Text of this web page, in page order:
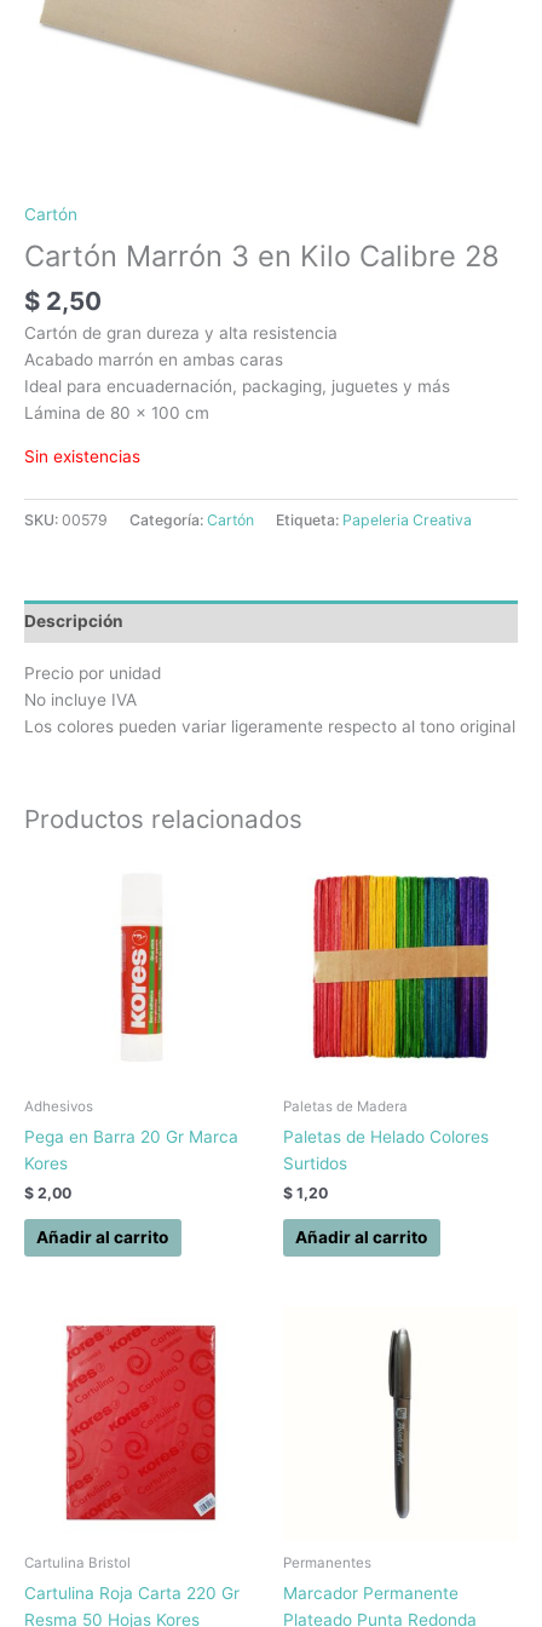
Cartón
Cartón Marrón 3 en Kilo Calibre 28
$ 2,50
Cartón de gran dureza y alta resistencia
Acabado marrón en ambas caras
Ideal para encuadernación, packaging, juguetes y más
Lámina de 80 x 100 cm
Sin existencias
SKU: 00579 Categoría: Cartón Etiqueta: Papeleria Creativa
Descripción
Precio por unidad
No incluye IVA
Los colores pueden variar ligeramente respecto al tono original
Productos relacionados
Adhesivos
Pega en Barra 20 Gr Marca
Kores
$ 2,00
Añadir al carrito
Paletas de Madera
Paletas de Helado Colores
Surtidos
$ 1,20
Añadir al carrito
Cartulina Bristol
Cartulina Roja Carta 220 Gr
Resma 50 Hojas Kores
Permanentes
Marcador Permanente
Plateado Punta Redonda